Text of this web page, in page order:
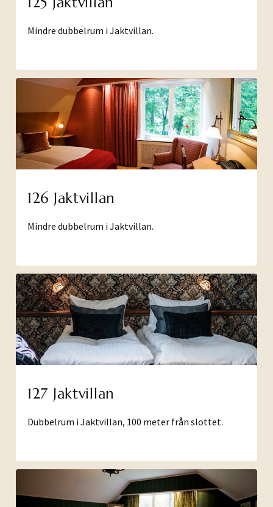
Mindre dubbelrum i Jaktvillan.
126 Jaktvillan
Mindre dubbelrum i Jaktvillan.
127 Jaktvillan
Dubbelrum i Jaktvillan, 100 meter från slottet.